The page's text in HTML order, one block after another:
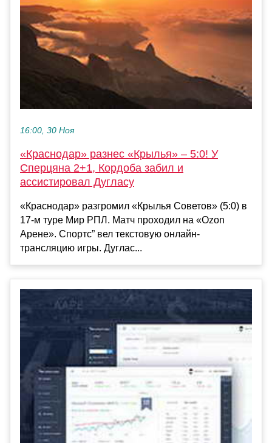
16:00, 30 Ноя
«Краснодар» разнес «Крылья» – 5:0! У
Сперцяна 2+1, Кордоба забил и
ассистировал Дугласу
«Краснодар» разгромил «Крылья Советов» (5:0) в
17-м туре Мир РПЛ. Матч проходил на «Ozon
Арене». Спортс” вел текстовую онлайн-
трансляцию игры. Дуглас...